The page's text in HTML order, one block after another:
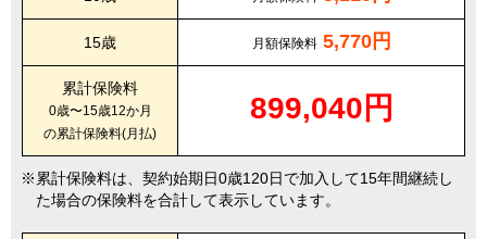
15歳 月額保険料 5,770円
累計保険料
0歳〜15歳12か月
の累計保険料(月払)
899,040円
累計保険料は、契約始期日0歳120日で加入して15年間継続し
た場合の保険料を合計して表示しています。